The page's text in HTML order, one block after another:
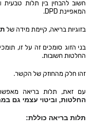
חשוב להבחין בין תלות טבעית
המאפיינת DPD.
בזוגיות בריאה, קיימת מידה של
בני הזוג סומכים זה על זו,
החלטות חשובות.
זהו חלק מהחוזק של הקשר.
עם זאת, תלות בריאה
החלטות, וביטוי עצמי גם
תלות בריאה כוללת: